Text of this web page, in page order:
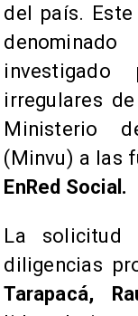
del país.
denominado
investigado
irregulares
Ministerio
(Minvu) a las
EnRed Social.
​La solicitud
diligencias
Tarapacá,